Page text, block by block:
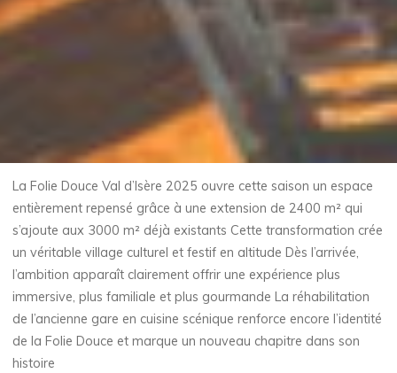
La Folie Douce Val d’Isère 2025 ouvre cette saison un espace
entièrement repensé grâce à une extension de 2400 m² qui
s’ajoute aux 3000 m² déjà existants Cette transformation crée
un véritable village culturel et festif en altitude Dès l’arrivée,
l’ambition apparaît clairement offrir une expérience plus
immersive, plus familiale et plus gourmande La réhabilitation
de l’ancienne gare en cuisine scénique renforce encore l’identité
de la Folie Douce et marque un nouveau chapitre dans son
histoire